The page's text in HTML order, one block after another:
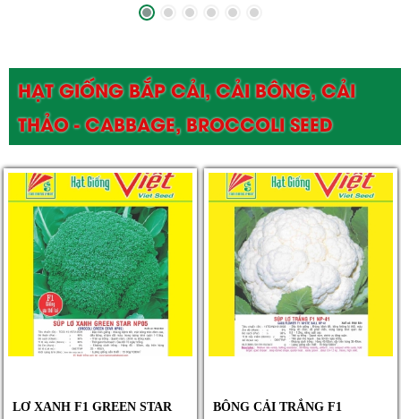
HẠT GIỐNG BẮP CẢI, CẢI BÔNG, CẢI
THẢO - CABBAGE, BROCCOLI SEED
LƠ XANH F1 GREEN STAR
BÔNG CẢI TRẮNG F1